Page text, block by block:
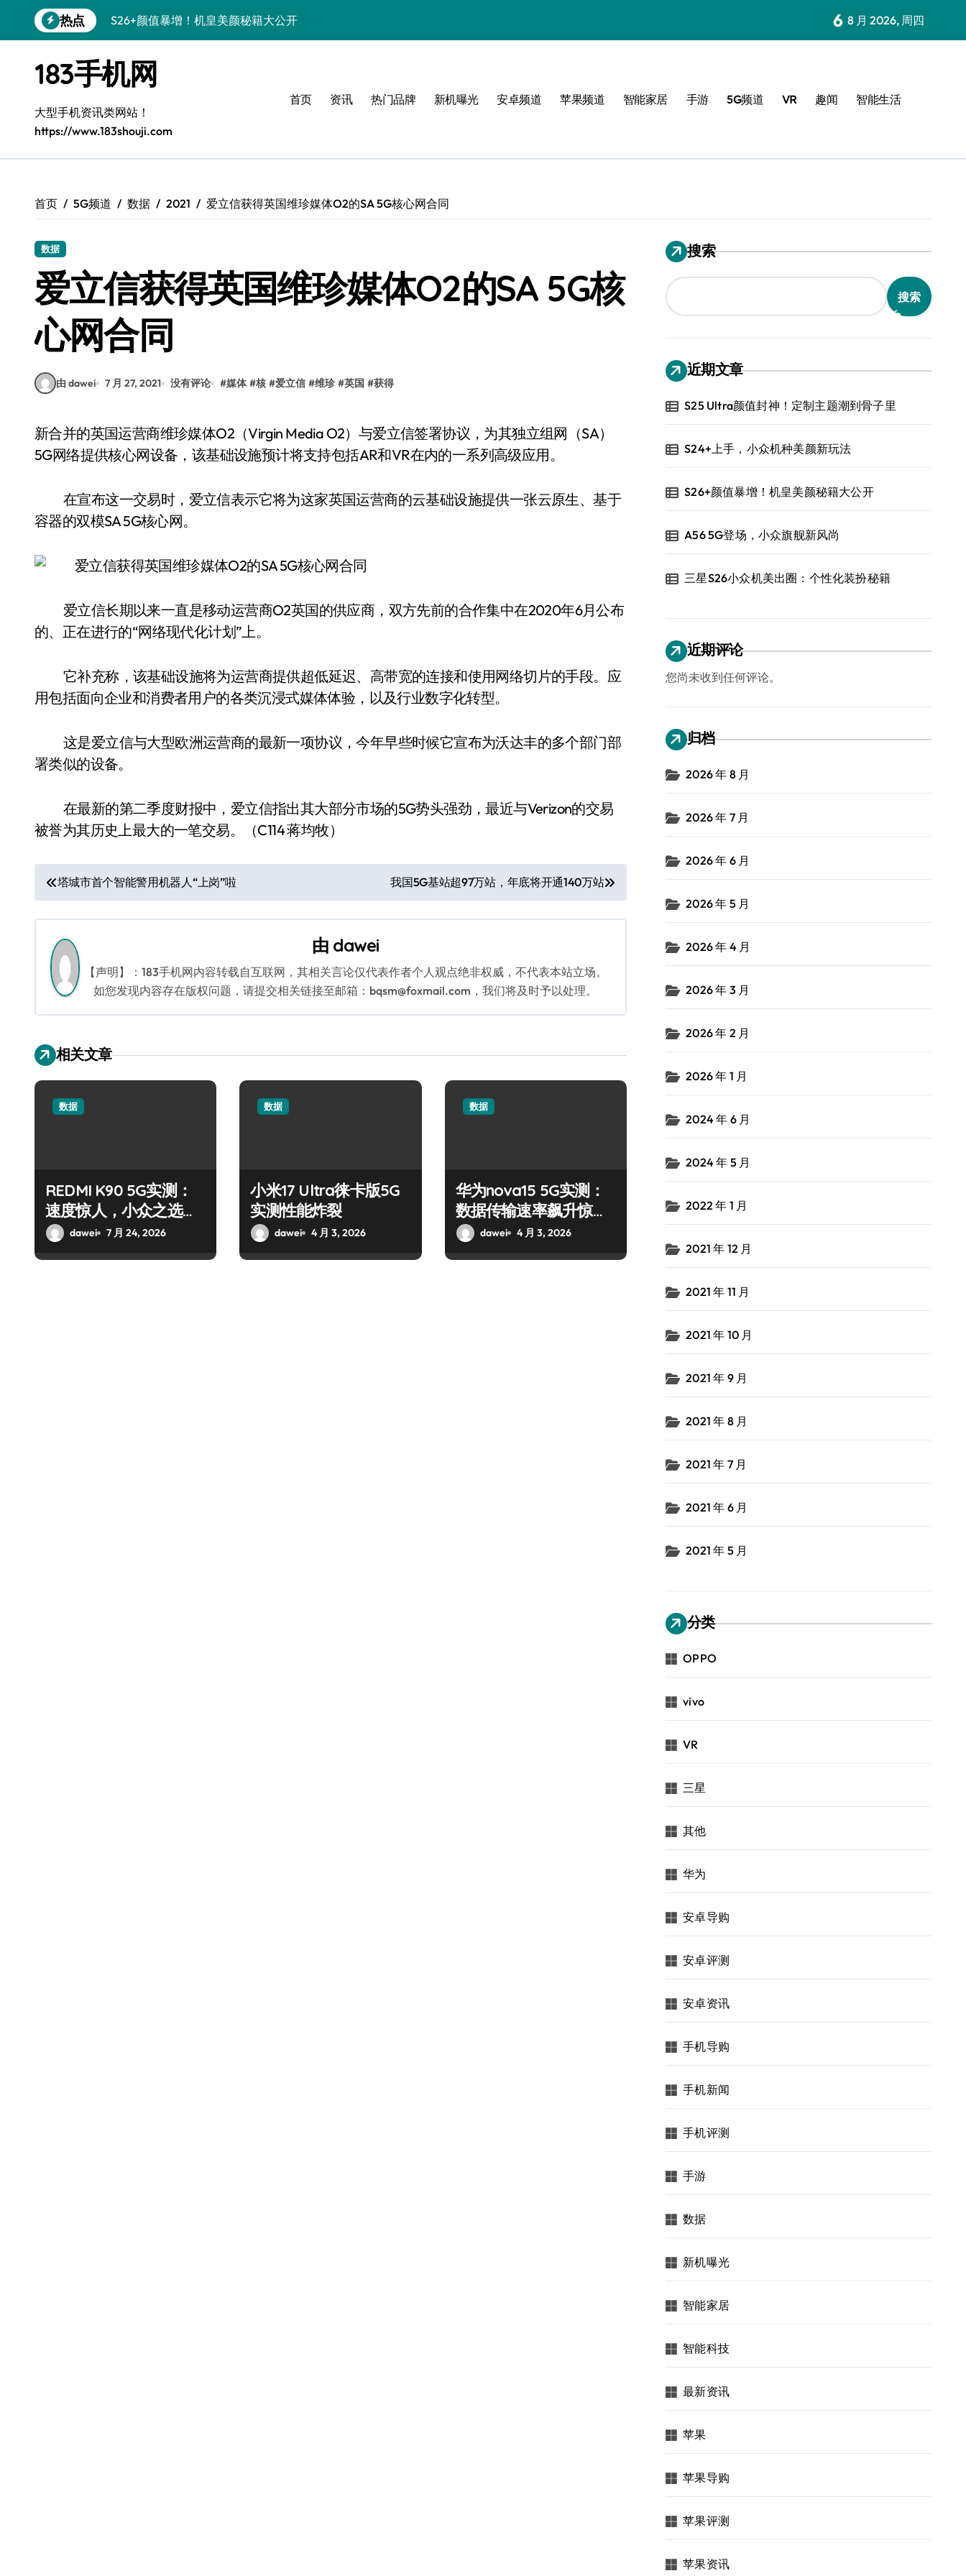
到
热点
S26+颜值暴增！机皇美颜秘籍大公开
三星S26小众机美出圈：个性化装扮秘籍
S25个性美化秘籍，小众玩法炫酷上线！
C55 5G焕新秘籍：三星潮流定制解锁无限可能
C55 5G惊艳登场，小众美学新标杆
S25+闪亮登场，3招美出新高度！
6 8 月 2026, 周四
183手机网
大型手机资讯类网站！
https://www.183shouji.com
首页 资讯 热门品牌 新机曝光 安卓频道 苹果频道 智能家居 手游 5G频道 VR 趣闻 智能生活
首页 5G频道 数据 2021 爱立信获得英国维珍媒体O2的SA 5G核心网合同
数据
爱立信获得英国维珍媒体O2的SA 5G核
心网合同
由 dawei 7 月 27, 2021 没有评论 #媒体 #核 #爱立信 #维珍 #英国 #获得
新合并的英国运营商维珍媒体O2（Virgin Media O2）与爱立信签署协议，为其独立组网（SA）
5G网络提供核心网设备，该基础设施预计将支持包括AR和VR在内的一系列高级应用。
在宣布这一交易时，爱立信表示它将为这家英国运营商的云基础设施提供一张云原生、基于
容器的双模SA 5G核心网。
爱立信长期以来一直是移动运营商O2英国的供应商，双方先前的合作集中在2020年6月公布
的、正在进行的“网络现代化计划”上。
它补充称，该基础设施将为运营商提供超低延迟、高带宽的连接和使用网络切片的手段。应
用包括面向企业和消费者用户的各类沉浸式媒体体验，以及行业数字化转型。
这是爱立信与大型欧洲运营商的最新一项协议，今年早些时候它宣布为沃达丰的多个部门部
署类似的设备。
在最新的第二季度财报中，爱立信指出其大部分市场的5G势头强劲，最近与Verizon的交易
被誉为其历史上最大的一笔交易。（C114 蒋均牧）
文
章
导
航
塔城市首个智能警用机器人“上岗”啦 我国5G基站超97万站，年底将开通140万站
由 dawei
【声明】：183手机网内容转载自互联网，其相关言论仅代表作者个人观点绝非权威，不代表本站立场。
如您发现内容存在版权问题，请提交相关链接至邮箱：bqsm@foxmail.com，我们将及时予以处理。
相关文章
数据
REDMI K90 5G实测：
速度惊人，小众之选的
震撼表现
dawei 7 月 24, 2026
数据
小米17 Ultra徕卡版5G
实测性能炸裂
dawei 4 月 3, 2026
数据
华为nova15 5G实测：
数据传输速率飙升惊艳
全场dawei 4 月 3, 2026
搜索
搜索
近期文章
S25 Ultra颜值封神！定制主题潮到骨子里
S24+上手，小众机种美颜新玩法
S26+颜值暴增！机皇美颜秘籍大公开
A56 5G登场，小众旗舰新风尚
三星S26小众机美出圈：个性化装扮秘籍
近期评论
您尚未收到任何评论。
归档
2026 年 8 月
2026 年 7 月
2026 年 6 月
2026 年 5 月
2026 年 4 月
2026 年 3 月
2026 年 2 月
2026 年 1 月
2024 年 6 月
2024 年 5 月
2022 年 1 月
2021 年 12 月
2021 年 11 月
2021 年 10 月
2021 年 9 月
2021 年 8 月
2021 年 7 月
2021 年 6 月
2021 年 5 月
分类
OPPO
vivo
VR
三星
其他
华为
安卓导购
安卓评测
安卓资讯
手机导购
手机新闻
手机评测
手游
数据
新机曝光
智能家居
智能科技
最新资讯
苹果
苹果导购
苹果评测
苹果资讯